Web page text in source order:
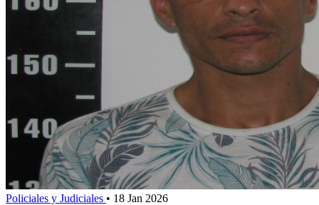
Policiales y Judiciales • 18 Jan 2026